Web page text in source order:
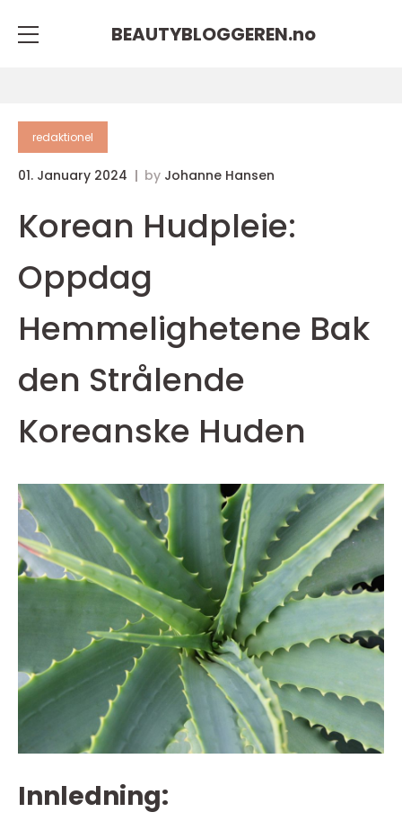
BEAUTYBLOGGEREN.no
redaktionel
01. January 2024 by Johanne Hansen
Korean Hudpleie:
Oppdag
Hemmelighetene Bak
den Strålende
Koreanske Huden
Innledning: